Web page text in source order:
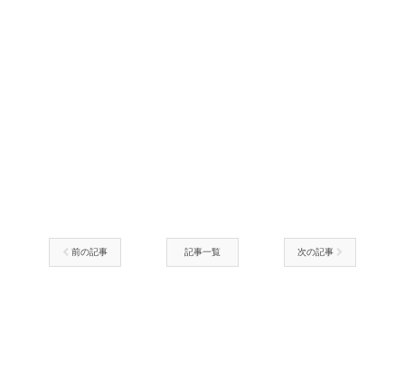
前の記事 記事一覧 次の記事